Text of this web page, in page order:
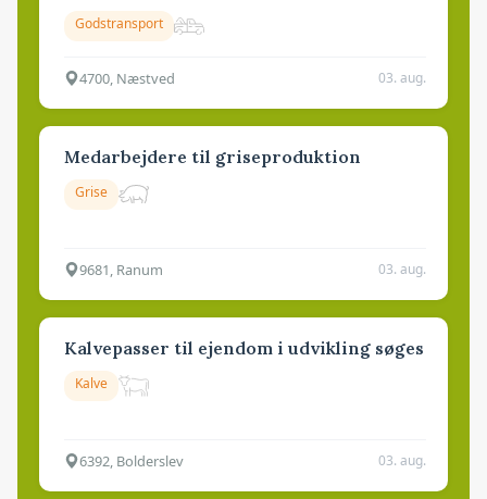
Godstransport
4700, Næstved 03. aug.
Medarbejdere til griseproduktion
Grise
9681, Ranum 03. aug.
Kalvepasser til ejendom i udvikling søges
Kalve
6392, Bolderslev 03. aug.